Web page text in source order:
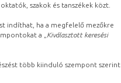
szakok és tanszékek közt.
indíthat, ha a megfelelő mezőkre
a „ Kiválasztott keresési
több kiinduló szempont szerint